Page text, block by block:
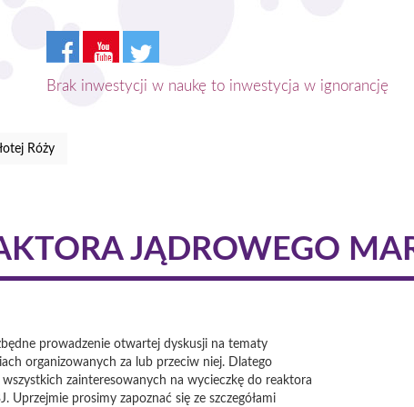
Brak inwestycji w naukę to inwestycja w ignorancję
Róży
JĄDROWEGO
prowadzenie otwartej dyskusji na tematy
organizowanych za lub przeciw niej. Dlatego
zainteresowanych na wycieczkę do reaktora
prosimy zapoznać się ze szczegółami